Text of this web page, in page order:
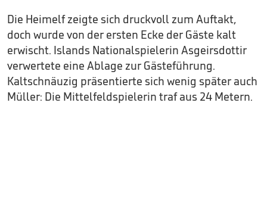
Die Heimelf zeigte sich druckvoll zum Auftakt,
doch wurde von der ersten Ecke der Gäste kalt
erwischt. Islands Nationalspielerin Asgeirsdottir
verwertete eine Ablage zur Gästeführung.
Kaltschnäuzig präsentierte sich wenig später auch
Müller: Die Mittelfeldspielerin traf aus 24 Metern.